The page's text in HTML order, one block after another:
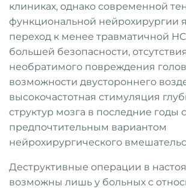
клиниках, однако современной
функциональной нейрохирургии
переход к менее травматичной
большей безопасности,
необратимого повреждения
возможности двустороннего
высокочастотная стимуляция
структур мозга в последние годы
предпочтительным вариантом
нейрохирургического
Деструктивные операции в
возможны лишь у больных с